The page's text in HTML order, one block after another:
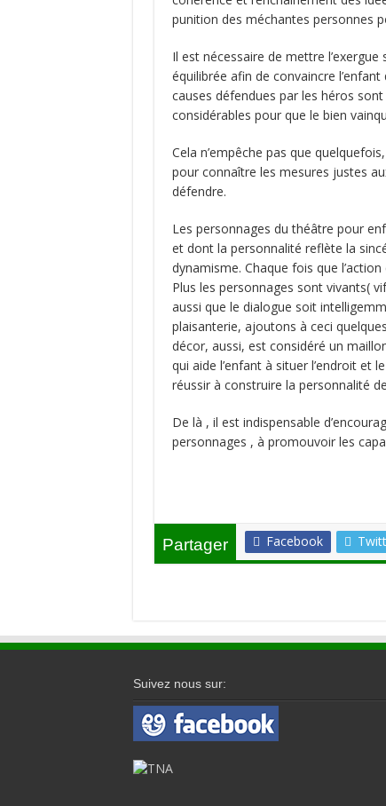
punition des méchantes personnes
Il est nécessaire de mettre
équilibrée afin de convaincre
causes défendues par les héros
considérables pour que le bien
Cela n’empêche pas que
pour connaître les mesures justes
défendre.
Les personnages du théâtre pour
et dont la personnalité reflète la
dynamisme. Chaque fois que
Plus les personnages sont vivants(
aussi que le dialogue soit
plaisanterie, ajoutons à ceci
décor, aussi, est considéré un
qui aide l’enfant à situer l’endroit et
réussir à construire la personnalité
De là , il est indispensable
personnages , à promouvoir les
Partager Facebook
Suivez nous sur: